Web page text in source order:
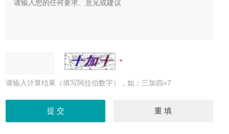
请输入计算结果（填写阿拉伯数字），如：三加四=7